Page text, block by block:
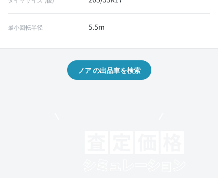
最小回転半径 5.5m
ノア の出品車を検索